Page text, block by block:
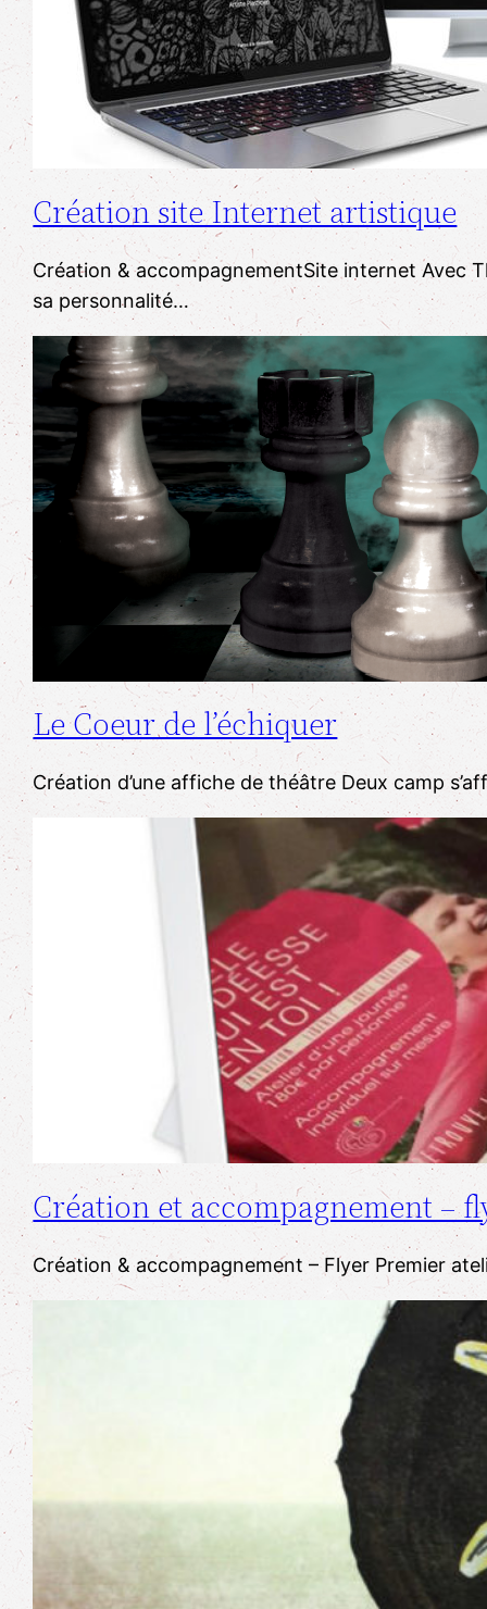
Création site Internet artistique
Création & accompagnementSite internet ​Avec
sa personnalité…
Le Coeur de l’échiquer
​Création d’une affiche de théâtre ​Deux camp
Création et accompagnement –
Création & accompagnement – Flyer ​Premier